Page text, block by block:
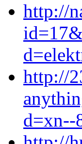
http://
http://
d=xn--